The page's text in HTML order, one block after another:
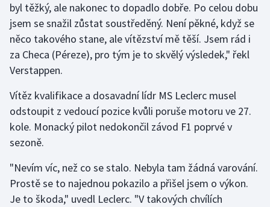
Lyže a snowboard
Moderní pětiboj
Motorsport
Olympijské hry
Parasport
Plavání
Plážový volejbal
byl těžký, ale nakonec to dopadlo dobře. Po celou dobu
jsem se snažil zůstat soustředěný. Není pěkné, když se
něco takového stane, ale vítězství mě těší. Jsem rád i
za Checa (Péreze), pro tým je to skvělý výsledek," řekl
Verstappen.
Vítěz kvalifikace a dosavadní lídr MS Leclerc musel
odstoupit z vedoucí pozice kvůli poruše motoru ve 27.
kole. Monacký pilot nedokončil závod F1 poprvé v
sezoně.
"Nevím víc, než co se stalo. Nebyla tam žádná varování.
Prostě se to najednou pokazilo a přišel jsem o výkon.
Je to škoda," uvedl Leclerc. "V takových chvílích